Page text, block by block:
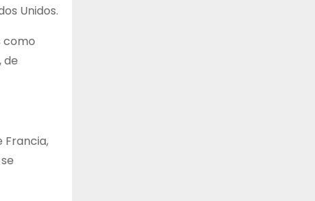
Unidos.
como
de
Francia,